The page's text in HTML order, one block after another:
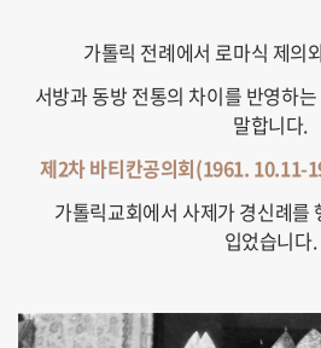
가톨릭 전례에서 로마식 제의
서방과 동방 전통의 차이를 반영하
말합니다.
제2차 바티칸공의회(1961. 10.11-
가톨릭교회에서 사제가 경신례를
입었습니다.